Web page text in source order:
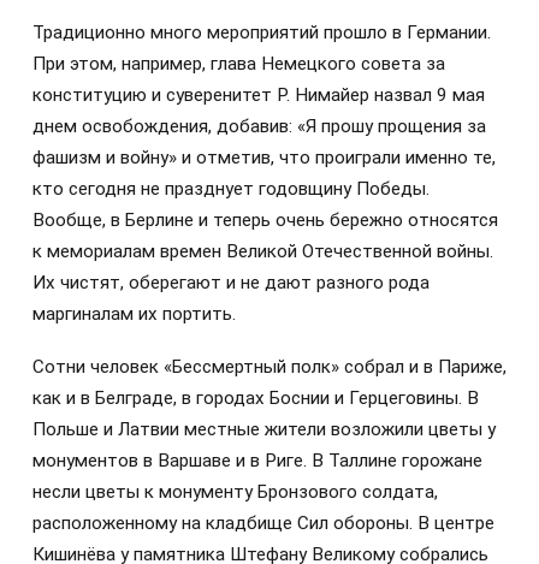
Традиционно много мероприятий прошло в Германии.
При этом, например, глава Немецкого совета за
конституцию и суверенитет Р. Нимайер назвал 9 мая
днем освобождения, добавив: «Я прошу прощения за
фашизм и войну» и отметив, что проиграли именно те,
кто сегодня не празднует годовщину Победы.
Вообще, в Берлине и теперь очень бережно относятся
к мемориалам времен Великой Отечественной войны.
Их чистят, оберегают и не дают разного рода
маргиналам их портить.
Сотни человек «Бессмертный полк» собрал и в Париже,
как и в Белграде, в городах Боснии и Герцеговины. В
Польше и Латвии местные жители возложили цветы у
монументов в Варшаве и в Риге. В Таллине горожане
несли цветы к монументу Бронзового солдата,
расположенному на кладбище Сил обороны. В центре
Кишинёва у памятника Штефану Великому собрались